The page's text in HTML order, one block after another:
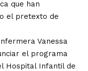
que han
el pretexto de
Vanessa
el programa
Hospital Infantil de